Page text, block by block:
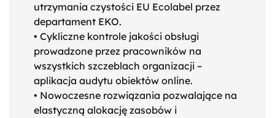
utrzymania czystości EU Ecolabel przez
departament EKO.
• Cykliczne kontrole jakości obsługi
prowadzone przez pracowników na
wszystkich szczeblach organizacji –
aplikacja audytu obiektów online.
• Nowoczesne rozwiązania pozwalające na
elastyczną alokację zasobów i